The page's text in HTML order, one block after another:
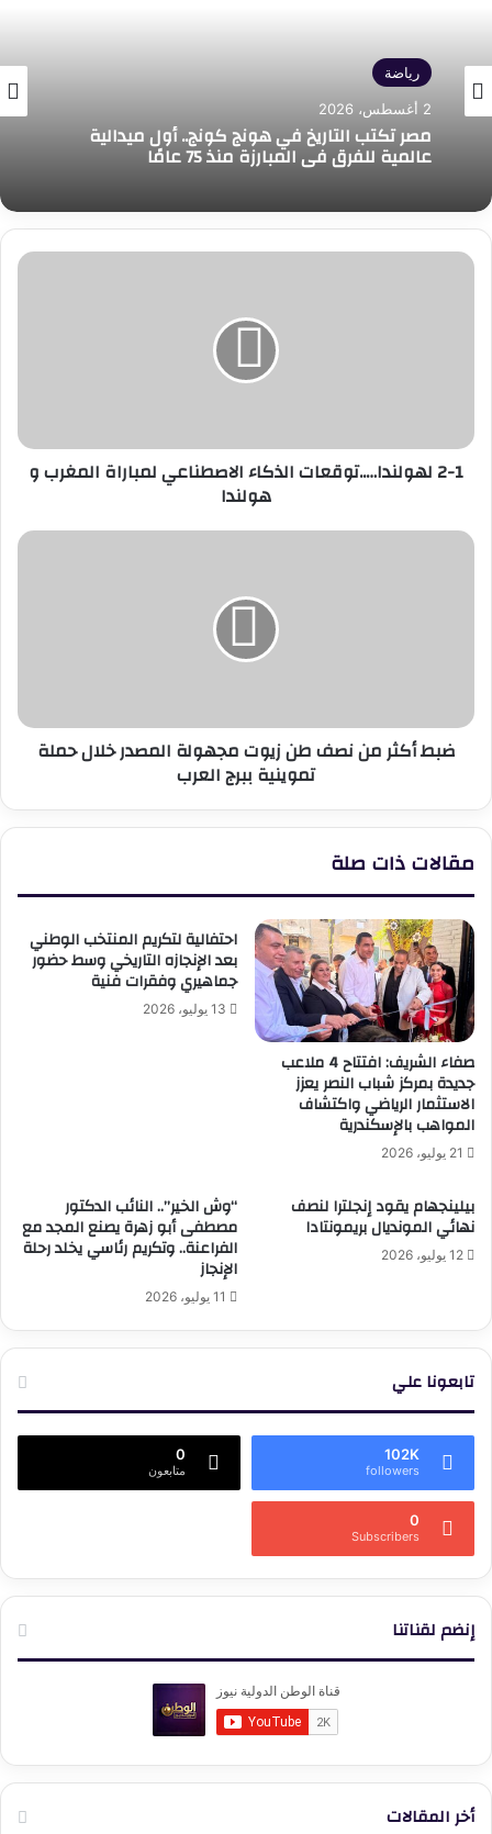
رياضة
2 أغسطس، 2026
مصر تكتب التاريخ في هونج كونج.. أول ميدالية
عالمية للفرق في المبارزة منذ 75 عامًا
2-
هولندا
2-1 لهولندا…..توقعات الذكاء الاصطناعي لمباراة المغرب و
هولندا
ضبط
خلال
حملةضبط أكثر من نصف طن زيوت مجهولة المصدر خلال حملة
تموينية ببرج العرب
مقالات ذات صلة
صفاء الشريف: افتتاح 4 ملاعب
جديدة بمركز شباب النصر يعزز
الاستثمار الرياضي واكتشاف
المواهب بالإسكندرية
21 يوليو، 2026
احتفالية لتكريم المنتخب الوطني
بعد الإنجازه التاريخي وسط حضور
جماهيري وفقرات فنية
13 يوليو، 2026
بيلينجهام يقود إنجلترا لنصف
نهائي المونديال بريمونتادا
12 يوليو، 2026
“وش الخير”.. النائب الدكتور
مصطفى أبو زهرة يصنع المجد مع
الفراعنة.. وتكريم رئاسي يخلد رحلة
الإنجاز
11 يوليو، 2026
تابعونا علي
102K
followers
0
متابعون
0
Subscribers
إنضم لقناتنا
أخر المقالات